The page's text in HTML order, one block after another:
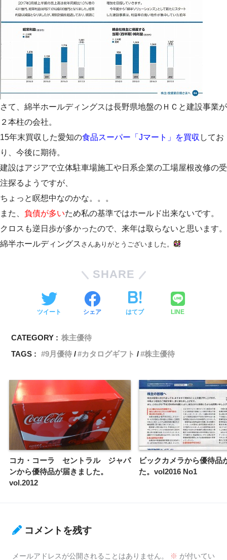
さて、綿半ホールディングスは長野県地盤のＨＣと建設事業が
２本柱の会社。
15年末買収した愛知の食品スーパー「Jマート」を買収 してお
り、今後に期待。
建設はアジアで立体駐車場施工や日系企業の工場屋根改修の受
注探るようですが、
ちょっと瞑想中なのかな。。。
また、 負債が多いため私の基準ではホールド出来ないです。
クロスも逆日歩が多かったので、来年は取らないと思います。
綿半ホールディングス さんありがとうございました。
SHARE
ツイート シェア はてブ LINE
CATEGORY : 株主優待
TAGS :
9月優待 カタログギフト 株主優待
コカ・コーラ セントラル ジャパ
ンから優待品が届きました。
vol.2012
ビックカメラから優待品
た。vol2016 No1
コメントを残す
メールアドレスが公開されることはありません。 ※ が付いてい